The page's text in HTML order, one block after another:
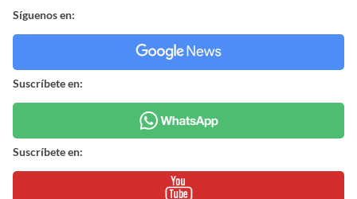
Síguenos en:
Suscríbete en:
Suscríbete en: